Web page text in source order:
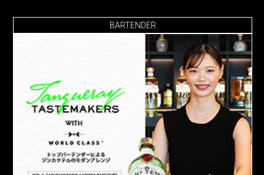
BARTENDER